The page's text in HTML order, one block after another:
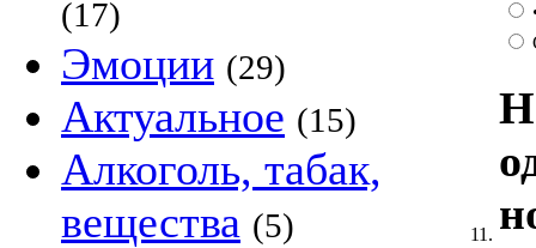
(17)
Эмоции (29)
Актуальное (15)
Алкоголь, табак,
вещества (5) 11.